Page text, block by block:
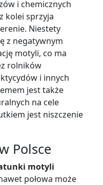
i chemicznych
kolei sprzyja
Niestety
z negatywnym
motyli, co ma
rolników
i innych
jest także
na cele
jest niszczenie
Polsce
motyli
połowa może